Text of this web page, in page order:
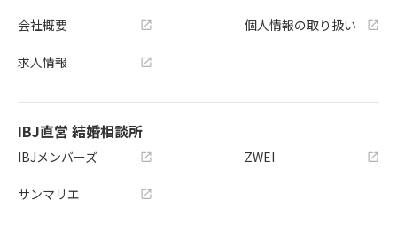
会社概要
求人情報
個人情報の取り扱い
IBJ直営 結婚相談所
IBJメンバーズ
サンマリエ
ZWEI